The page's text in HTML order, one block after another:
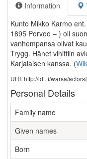
Information
Kunto Mikko Karmo
1895 Porvoo – ) oli
vanhempansa olivat
Trygg. Hänet vihittiin
Karjalaisen kanssa. (
URI: http://ldf.fi/warsa/
Personal Details
Family name
Given names
Born